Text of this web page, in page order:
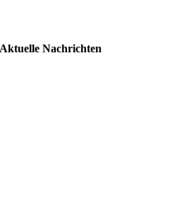
Aktuelle Nachrichten